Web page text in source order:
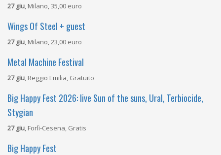
27 giu, Milano, 35,00 euro
Wings Of Steel + guest
27 giu, Milano, 23,00 euro
Metal Machine Festival
27 giu, Reggio Emilia, Gratuito
Big Happy Fest 2026: live Sun of the suns, Ural, Terbiocide,
Stygian
27 giu, Forlì-Cesena, Gratis
Big Happy Fest